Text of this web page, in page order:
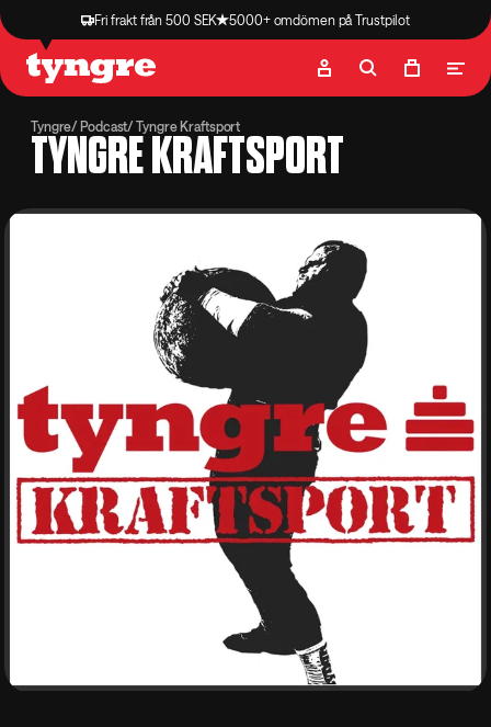
Fri frakt från 500 SEK 5000+ omdömen på Trustpilot
Butik Recept
Tyngre Podcast Tyngre Kraftsport
TYNGRE KRAFTSPORT